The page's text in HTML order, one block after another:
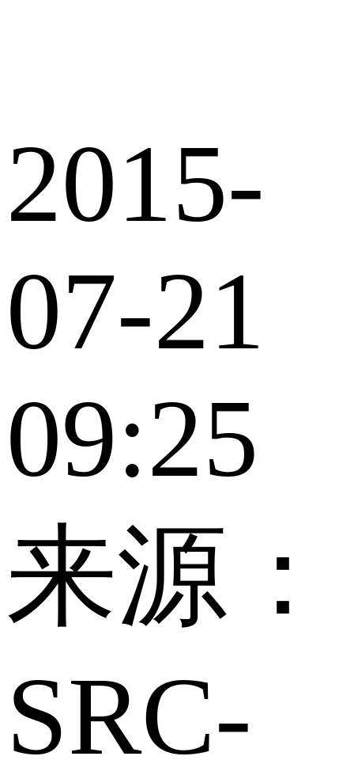
2015-
07-21
09:25
来源：
SRC-